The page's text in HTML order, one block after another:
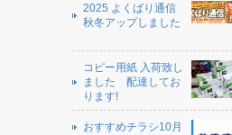
2025 よくばり通信
秋冬アップしました
コピー用紙 入荷致し
ました 配達してお
ります!
おすすめチラシ10月